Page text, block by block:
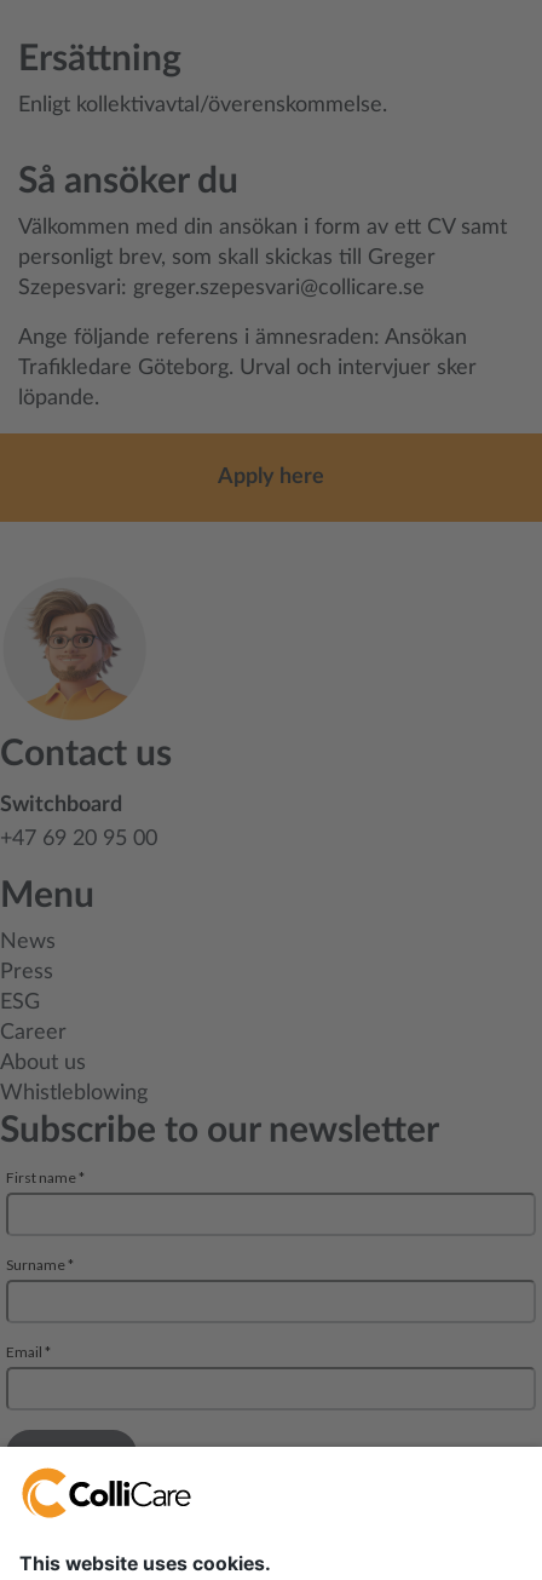
Ersättning
Enligt kollektivavtal/överenskommelse.
Så ansöker du
Välkommen med din ansökan i form av ett CV samt
personligt brev, som skall skickas till Greger
Szepesvari: greger.szepesvari@collicare.se
Ange följande referens i ämnesraden: Ansökan
Trafikledare Göteborg. Urval och intervjuer sker
löpande.
Apply here
Contact us
Switchboard
+47 69 20 95 00
Menu
News
Press
ESG
Career
About us
Whistleblowing
Subscribe to our newsletter